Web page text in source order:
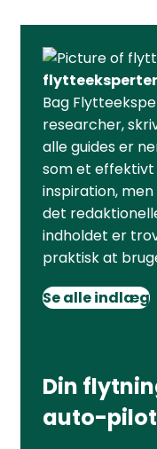
Bag
researcher,
alle guides er
som et
inspiration,
det
indholdet er
praktisk at
Se alle indlæg
Din
auto-pilot